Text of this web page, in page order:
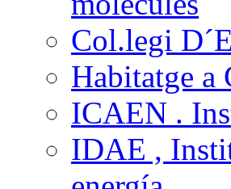
Col.legi
Habitatge a
ICAEN .
IDAE ,